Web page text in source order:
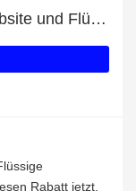
10 % Rabatt auf die gesamte Website und Flüssige Aminosäuren mit 23% Rabatt
Rabatt jetzt,